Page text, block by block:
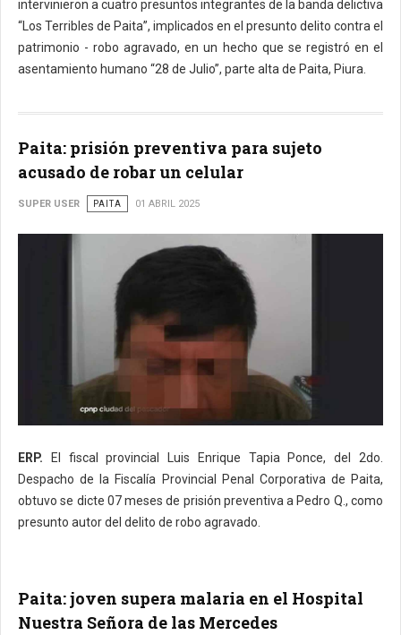
intervinieron a cuatro presuntos integrantes de la banda delictiva
“Los Terribles de Paita”, implicados en el presunto delito contra el
patrimonio - robo agravado, en un hecho que se registró en el
asentamiento humano “28 de Julio”, parte alta de Paita, Piura.
Paita: prisión preventiva para sujeto
acusado de robar un celular
SUPER USER PAITA 01 ABRIL 2025
ERP. El fiscal provincial Luis Enrique Tapia Ponce, del 2do.
Despacho de la Fiscalía Provincial Penal Corporativa de Paita,
obtuvo se dicte 07 meses de prisión preventiva a Pedro Q., como
presunto autor del delito de robo agravado.
Paita: joven supera malaria en el Hospital
Nuestra Señora de las Mercedes